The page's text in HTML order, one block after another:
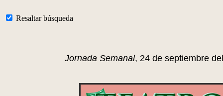
Resaltar búsqueda
Jornada Semanal, 24 de septiembre